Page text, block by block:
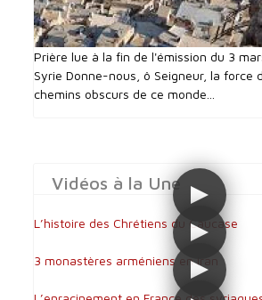
Prière lue à la fin de l'émission du 3
Syrie Donne-nous, ô Seigneur, la force
chemins obscurs de ce monde...
Vidéos à la Une
L’histoire des Chrétiens du Caucase
3 monastères arméniens en Iran